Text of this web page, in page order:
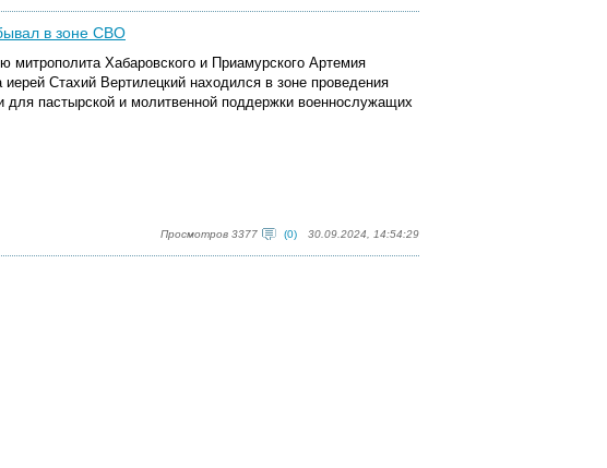
в зоне СВО
митрополита Хабаровского и Приамурского Артемия
иерей Стахий Вертилецкий находился в зоне проведения
для пастырской и молитвенной поддержки военнослужащих
Просмотров 3377 (0) 30.09.2024, 14:54:29